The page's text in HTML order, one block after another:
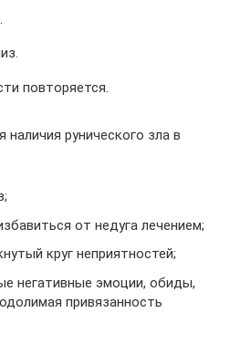
повторяется.
рунического зла в
от недуга лечением;
круг неприятностей;
негативные эмоции, обиды,
привязанность